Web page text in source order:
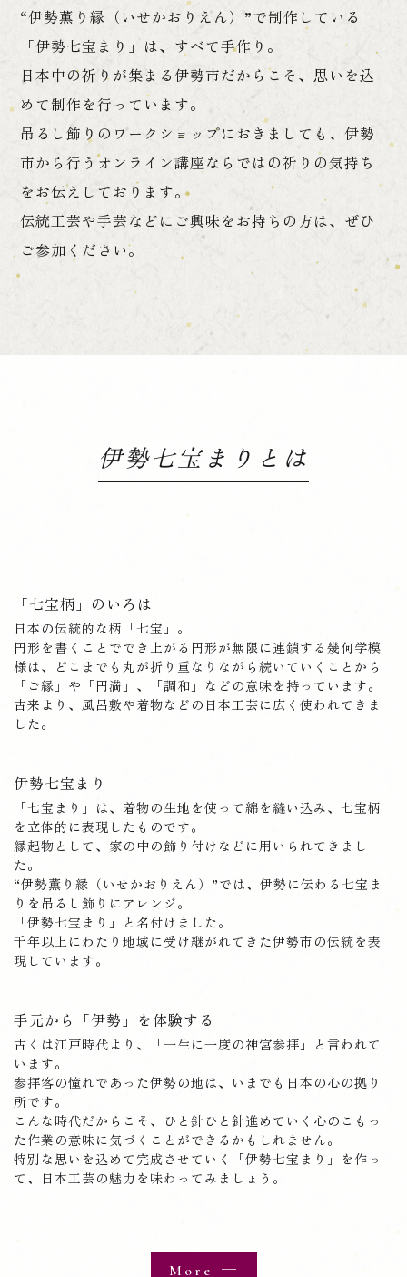
“伊勢薫り縁（いせかおりえん）”で制作している
「伊勢七宝まり」は、すべて手作り。
日本中の祈りが集まる伊勢市だからこそ、思いを込
めて制作を行っています。
吊るし飾りのワークショップにおきましても、伊勢
市から行うオンライン講座ならではの祈りの気持ち
をお伝えしております。
伝統工芸や手芸などにご興味をお持ちの方は、ぜひ
ご参加ください。
伊勢七宝まりとは
「七宝柄」のいろは
日本の伝統的な柄「七宝」。
円形を書くことででき上がる円形が無限に連鎖する幾何学模
様は、どこまでも丸が折り重なりながら続いていくことから
「ご縁」や「円満」、「調和」などの意味を持っています。
古来より、風呂敷や着物などの日本工芸に広く使われてきま
した。
伊勢七宝まり
「七宝まり」は、着物の生地を使って綿を縫い込み、七宝柄
を立体的に表現したものです。
縁起物として、家の中の飾り付けなどに用いられてきまし
た。
“伊勢薫り縁（いせかおりえん）”では、伊勢に伝わる七宝ま
りを吊るし飾りにアレンジ。
「伊勢七宝まり」と名付けました。
千年以上にわたり地域に受け継がれてきた伊勢市の伝統を表
現しています。
手元から「伊勢」を体験する
古くは江戸時代より、「一生に一度の神宮参拝」と言われて
います。
参拝客の憧れであった伊勢の地は、いまでも日本の心の拠り
所です。
こんな時代だからこそ、ひと針ひと針進めていく心のこもっ
た作業の意味に気づくことができるかもしれません。
特別な思いを込めて完成させていく「伊勢七宝まり」を作っ
て、日本工芸の魅力を味わってみましょう。
More